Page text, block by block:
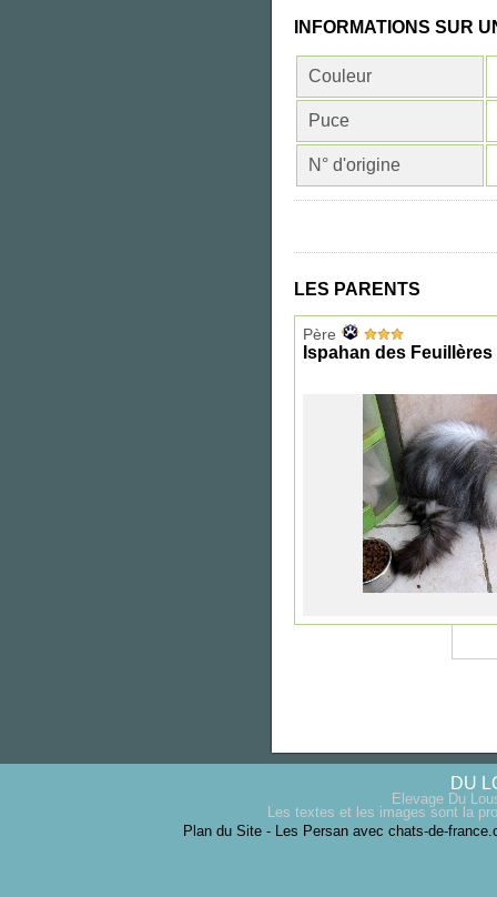
INFORMATIONS SUR
Couleur
Puce
N° d'origine
LES PARENTS
Père
Ispahan des Feuillères
DU
Elevage Du
Les textes et les images sont la
Plan du Site- Les Persan avec chats-de-